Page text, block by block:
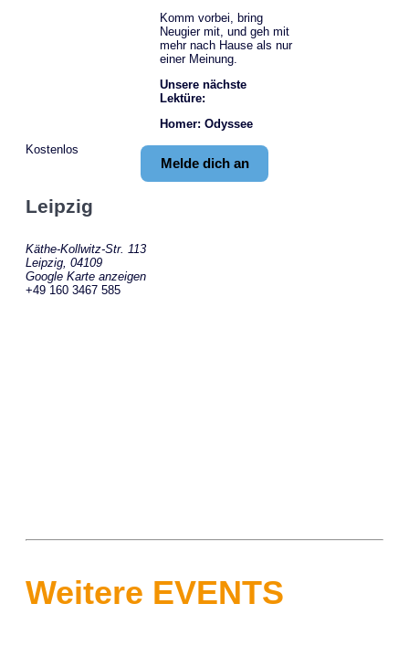
Komm vorbei, bring
Neugier mit, und geh mit
mehr nach Hause als nur
einer Meinung.
Unsere nächste
Lektüre:
Homer: Odyssee
Kostenlos
Melde dich an
Leipzig
Käthe-Kollwitz-Str. 113
Leipzig 04109
Google Karte anzeigen
+49 160 3467 585
Weitere EVENTS